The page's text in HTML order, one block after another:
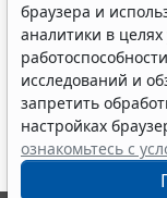
браузера и
аналитики в
исследований и
запретить
настройках
ознакомьтесь с